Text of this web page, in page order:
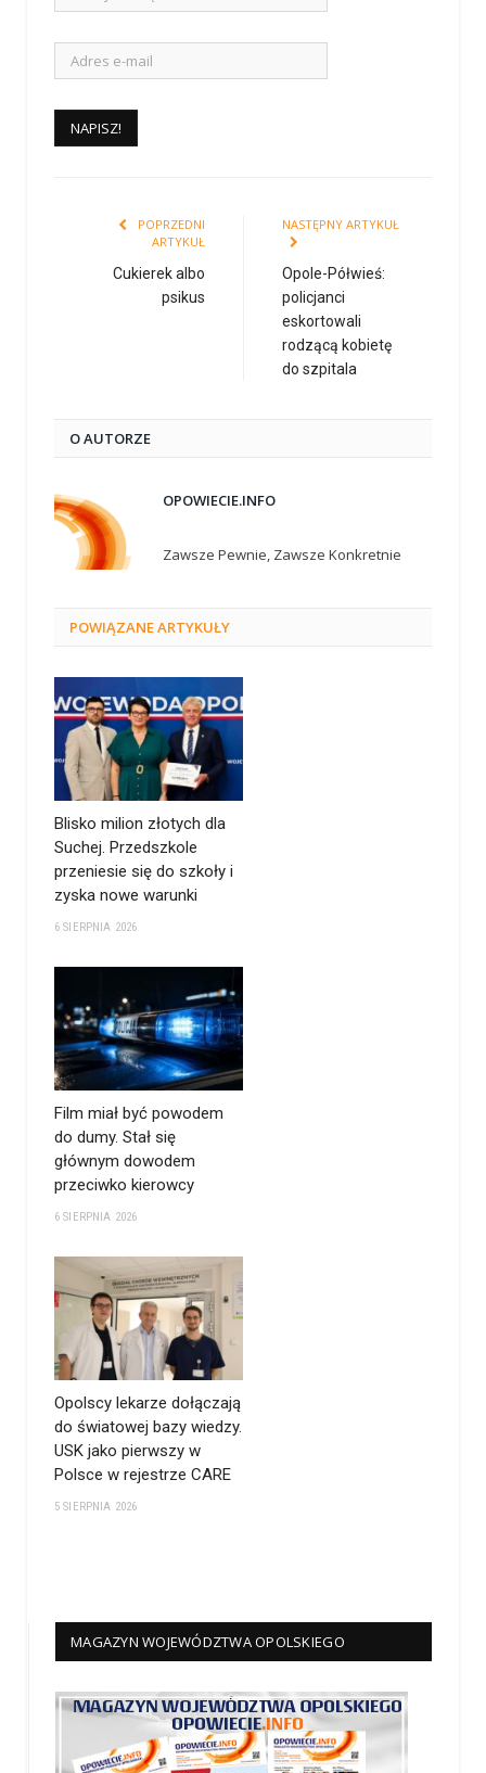
POPRZEDNI
ARTYKUŁ
Cukierek albo
psikus
NASTĘPNY ARTYKUŁ
Opole-Półwieś:
policjanci
eskortowali
rodzącą kobietę
do szpitala
O AUTORZE
OPOWIECIE.INFO
Zawsze Pewnie, Zawsze Konkretnie
POWIĄZANEARTYKUŁY
Blisko milion złotych dla
Suchej. Przedszkole
przeniesie się do szkoły i
zyska nowe warunki
6 SIERPNIA 2026
Film miał być powodem
do dumy. Stał się
głównym dowodem
przeciwko kierowcy
6 SIERPNIA 2026
Opolscy lekarze dołączają
do światowej bazy wiedzy.
USK jako pierwszy w
Polsce w rejestrze CARE
5 SIERPNIA 2026
MAGAZYN WOJEWÓDZTWA OPOLSKIEGO